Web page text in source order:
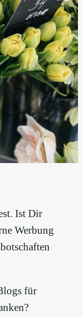
Ist Dir
Werbung
für